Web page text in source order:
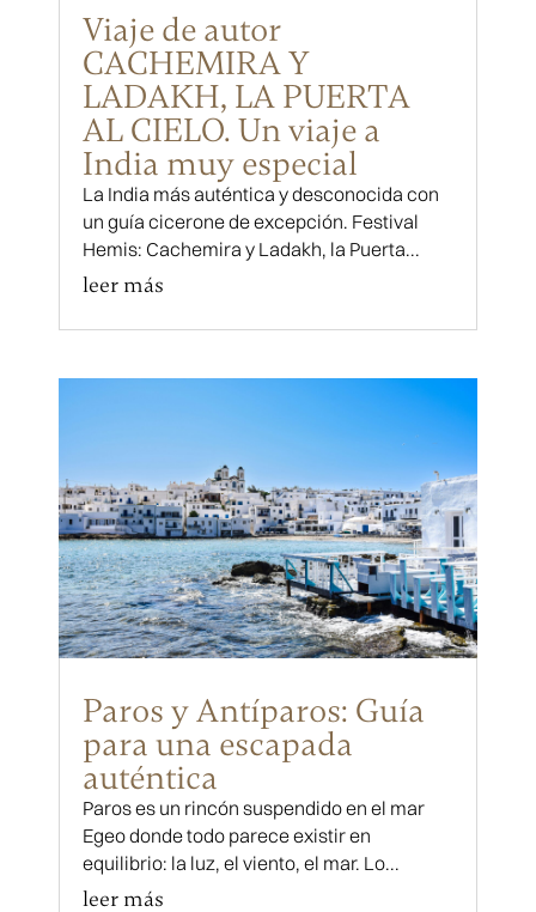
Viaje de autor
CACHEMIRA Y
LADAKH, LA PUERTA
AL CIELO. Un viaje a
India muy especial
La India más auténtica y desconocida con
un guía cicerone de excepción. Festival
Hemis: Cachemira y Ladakh, la Puerta...
leer más
Paros y Antíparos: Guía
para una escapada
auténtica
Paros es un rincón suspendido en el mar
Egeo donde todo parece existir en
equilibrio: la luz, el viento, el mar. Lo...
leer más